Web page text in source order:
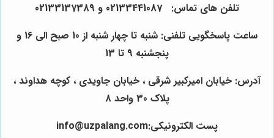
تلفن های تماس: 02133441087 و 02133137389
ساعت پاسخگویی تلفنی: شنبه تا چهار شنبه از 10 صبح الی 16 و
پنجشنبه 9 تا 13
آدرس: خیابان امیرکبیر شرقی ، خیابان جاویدی ، کوچه هداوند ،
پلاک 30 واحد 8
پست الکترونیکی:info@uzpalang.com